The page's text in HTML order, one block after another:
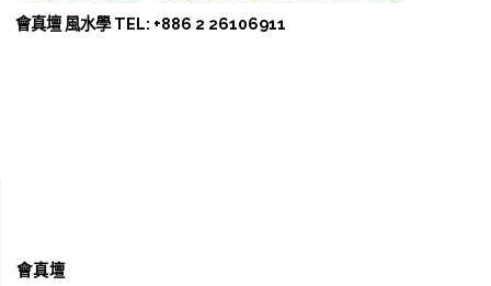
會真壇 風水學 TEL: +886 2 26106911
會真壇